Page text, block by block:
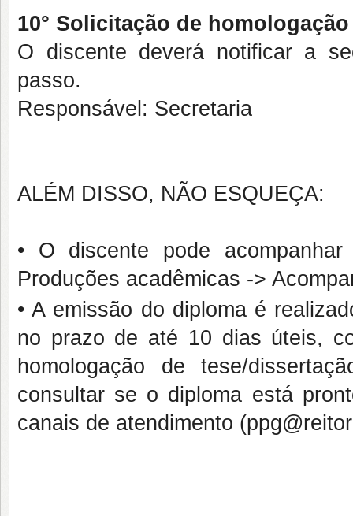
10° Solicitação de
O discente deverá notificar a
passo.
Responsável: Secretaria
ALÉM DISSO, NÃO ESQUEÇA:
• O discente pode
Produções acadêmicas ->
• A emissão do diploma é
no prazo de até 10 dias úteis,
homologação de tese/
consultar se o diploma está
canais de atendimento